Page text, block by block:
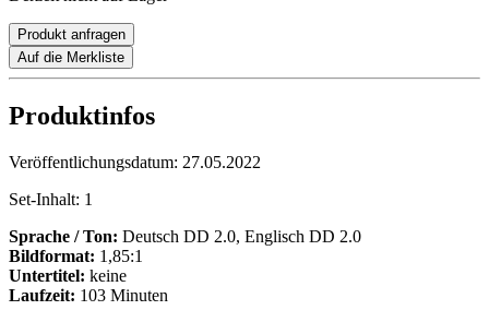
Produkt anfragen
Auf die Merkliste
Produktinfos
Veröffentlichungsdatum: 27.05.2022
Set-Inhalt: 1
Sprache / Ton: Deutsch DD 2.0, Englisch DD 2.0
Bildformat: 1,85:1
Untertitel: keine
Laufzeit: 103 Minuten